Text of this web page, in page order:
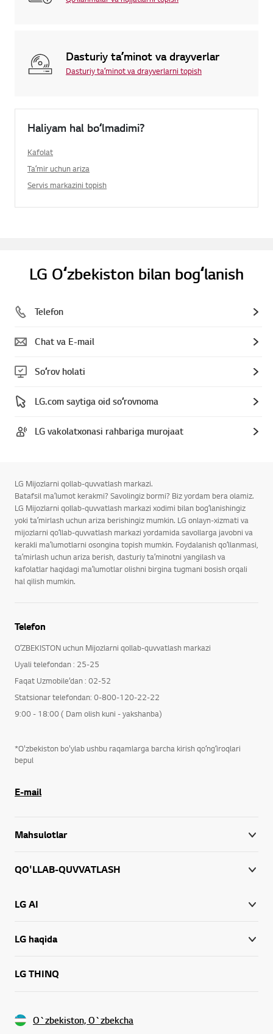
Dasturiy taʼminot va drayverlar
Dasturiy taʼminot va drayverlarni topish
Haliyam hal boʻlmadimi?
Kafolat
Taʼmir uchun ariza
Servis markazini topish
LG Oʻzbekiston bilan bogʻlanish
Telefon
Chat va E-mail
Soʻrov holati
LG.com saytiga oid soʻrovnoma
LG vakolatxonasi rahbariga murojaat
LG Mijozlarni qollab-quvvatlash markazi.
Batafsil maʼlumot kerakmi? Savolingiz bormi? Biz yordam bera olamiz.
LG Mijozlarni qollab-quvvatlash markazi xodimi bilan bogʻlanishingiz
yoki taʼmirlash uchun ariza berishingiz mumkin. LG onlayn-xizmati va
mijozlarni qoʻllab-quvvatlash markazi yordamida savollarga javobni va
kerakli maʼlumotlarni osongina topish mumkin. Foydalanish qoʻllanmasi,
taʼmirlash uchun ariza berish, dasturiy taʼminotni yangilash va
kafolatlar haqidagi maʼlumotlar olishni birgina tugmani bosish orqali
hal qilish mumkin.
Telefon
OʻZBEKISTON uchun Mijozlarni qollab-quvvatlash markazi
Uyali telefondan : 25-25
Faqat Uzmobile’dan : 02-52
Statsionar telefondan: 0-800-120-22-22
9:00 - 18:00 ( Dam olish kuni - yakshanba)
*O'zbekiston bo'ylab ushbu raqamlarga barcha kirish qoʻngʻiroqlari
bepul
E-mail
Mahsulotlar
QO'LLAB-QUVVATLASH
LG AI
LG haqida
LG THINQ
O`zbekiston, O`zbekcha